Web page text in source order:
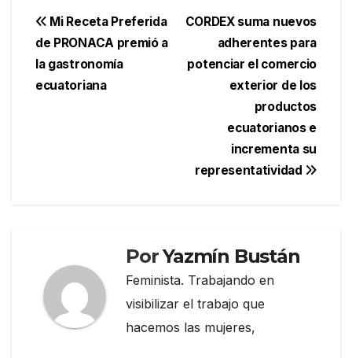
Navegación
de
entradas
CORDEX suma nuevos
adherentes para
potenciar el comercio
exterior de los
productos
ecuatorianos e
incrementa su
representatividad
Mi Receta Preferida
de PRONACA premió a
la gastronomía
ecuatoriana
PorYazmín Bustán
Feminista. Trabajando en
visibilizar el trabajo que
hacemos las mujeres,